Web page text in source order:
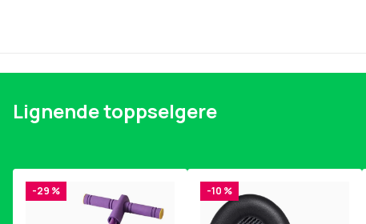
Lignende toppselgere
-29 % -10 %